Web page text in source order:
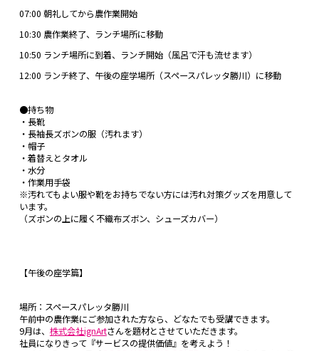
07:00 朝礼してから農作業開始
10:30 農作業終了、ランチ場所に移動
10:50 ランチ場所に到着、ランチ開始（風呂で汗も流せます）
12:00 ランチ終了、午後の座学場所（スペースパレッタ勝川）に移動
●持ち物
・長靴
・長袖長ズボンの服（汚れます）
・帽子
・着替えとタオル
・水分
・作業用手袋
※汚れてもよい服や靴をお持ちでない方には汚れ対策グッズを用意して
います。
（ズボンの上に履く不織布ズボン、シューズカバー）
【午後の座学篇】
場所：スペースパレッタ勝川
午前中の農作業にご参加された方なら、どなたでも受講できます。
9月は、 株式会社ignArtさんを題材とさせていただきます。
社員になりきって『サービスの提供価値』を考えよう！